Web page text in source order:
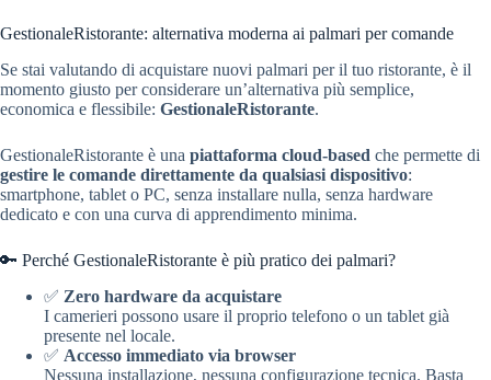
GestionaleRistorante: alternativa moderna ai palmari per comande
Se stai valutando di acquistare nuovi palmari per il tuo ristorante, è il
momento giusto per considerare un’alternativa più semplice,
economica e flessibile: GestionaleRistorante.
GestionaleRistorante è una piattaforma cloud-based che permette di
gestire le comande direttamente da qualsiasi dispositivo:
smartphone, tablet o PC, senza installare nulla, senza hardware
dedicato e con una curva di apprendimento minima.
🔑 Perché GestionaleRistorante è più pratico dei palmari?
✅ Zero hardware da acquistare
I camerieri possono usare il proprio telefono o un tablet già
presente nel locale.
✅ Accesso immediato via browser
Nessuna installazione, nessuna configurazione tecnica. Basta